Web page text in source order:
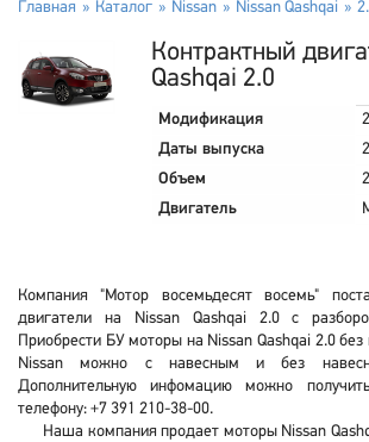
Главная Каталог Nissan Nissan Qashqai
Контрактный
Qashqai 2.0
Модификация
Даты выпуска
Объем
Двигатель
Компания "Мотор восемьдесят восемь"
двигатели на Nissan Qashqai 2.0 с
Приобрести БУ моторы на Nissan Qashqai 2.0
Nissan можно с навесным и без
Дополнительную инфомацию можно
телефону: +7 391 210-38-00.
Наша компания продает моторы Nissan